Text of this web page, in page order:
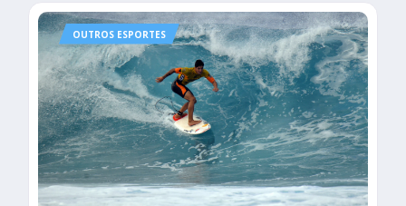
OUTROS ESPORTES